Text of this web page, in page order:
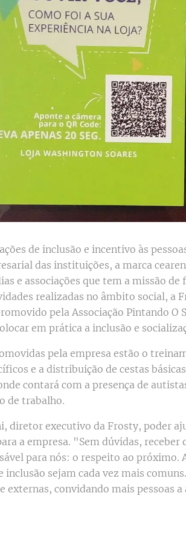
de inclusão e incentivo às
das instituições, a marca
e associações que tem a missão
realizadas no âmbito social, a
pela Associação Pintando O
em prática a inclusão e
pela empresa estão o
e a distribuição de cestas
contará com a presença de
de trabalho.
diretor executivo da Frosty, poder
a empresa. "Sem dúvidas,
para nós: o respeito ao próximo.
inclusão sejam cada vez mais
externas, convidando mais pessoas